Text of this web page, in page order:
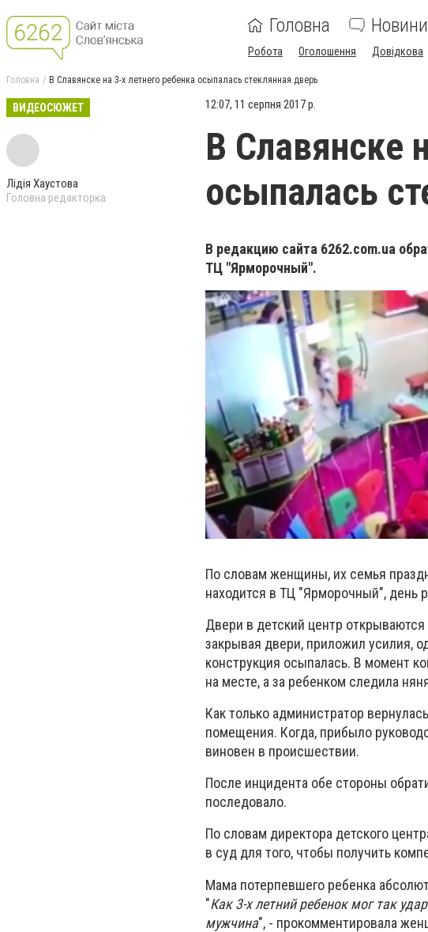
Головна Новини
Робота Оголошення Довідкова
Головна В Славянске на 3-х летнего ребенка осыпалась стеклянная дверь
ВИДЕОСЮЖЕТ
Лідія Хаустова
Головна редакторка
12:07, 11 серпня 2017 р.
В Славянске
осыпалась
В редакцию сайта 6262.com.ua
ТЦ "Ярморочный".
По словам женщины, их семья
находится в ТЦ "Ярморочный", день
Двери в детский центр
закрывая двери, приложил усилия,
конструкция осыпалась. В момент
на месте, а за ребенком следила
Как только администратор
помещения. Когда, прибыло
виновен в происшествии.
После инцидента обе стороны
последовало.
По словам директора детского
в суд для того, чтобы получить
Мама потерпевшего ребенка
"Как 3-х летний ребенок мог так
мужчина", - прокомментировала